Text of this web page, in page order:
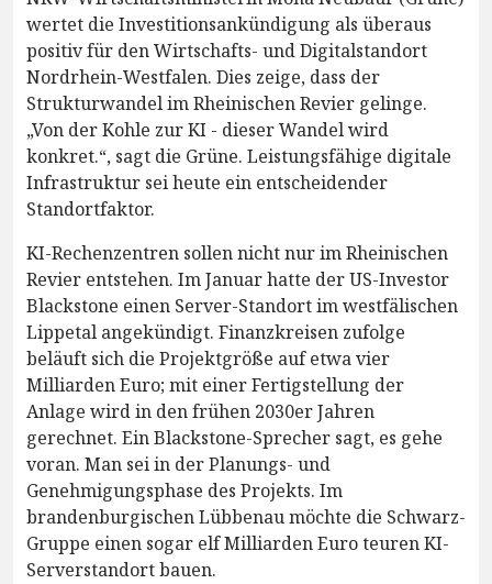
wertet die Investitionsankündigung als überaus
positiv für den Wirtschafts- und Digitalstandort
Nordrhein-Westfalen. Dies zeige, dass der
Strukturwandel im Rheinischen Revier gelinge.
„Von der Kohle zur KI - dieser Wandel wird
konkret.“, sagt die Grüne. Leistungsfähige digitale
Infrastruktur sei heute ein entscheidender
Standortfaktor.
KI-Rechenzentren sollen nicht nur im Rheinischen
Revier entstehen. Im Januar hatte der US-Investor
Blackstone einen Server-Standort im westfälischen
Lippetal angekündigt. Finanzkreisen zufolge
beläuft sich die Projektgröße auf etwa vier
Milliarden Euro; mit einer Fertigstellung der
Anlage wird in den frühen 2030er Jahren
gerechnet. Ein Blackstone-Sprecher sagt, es gehe
voran. Man sei in der Planungs- und
Genehmigungsphase des Projekts. Im
brandenburgischen Lübbenau möchte die Schwarz-
Gruppe einen sogar elf Milliarden Euro teuren KI-
Serverstandort bauen.